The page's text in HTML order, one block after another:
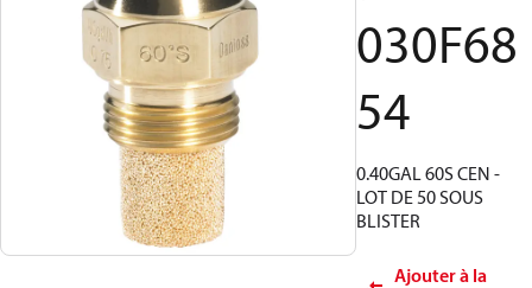
030F68
54
0.40GAL 60S CEN -
LOT DE 50 SOUS
BLISTER
Ajouter à la